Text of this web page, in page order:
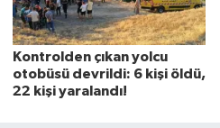
Kontrolden çıkan yolcu
otobüsü devrildi: 6 kişi öldü,
22 kişi yaralandı!